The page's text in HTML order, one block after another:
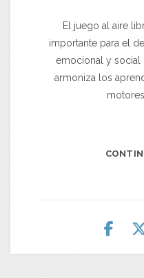
El juego al aire
importante para el
emocional y social
armoniza los